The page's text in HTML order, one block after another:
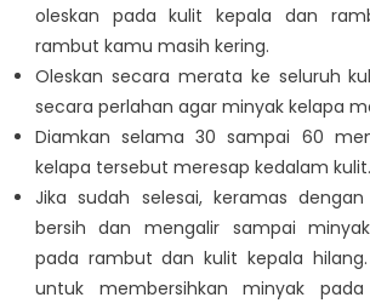
oleskan pada kulit kepala dan
rambut kamu masih kering.
Oleskan secara merata ke seluruh
secara perlahan agar minyak kelapa
Diamkan selama 30 sampai 60
kelapa tersebut meresap kedalam kulit.
Jika sudah selesai, keramas
bersih dan mengalir sampai
pada rambut dan kulit kepala
untuk membersihkan minyak